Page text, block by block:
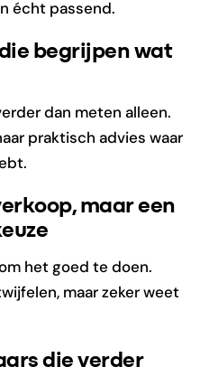
écht passend.
begrijpen wat
dan meten alleen.
praktisch advies waar
maar een
het goed te doen.
maar zeker weet
die verder